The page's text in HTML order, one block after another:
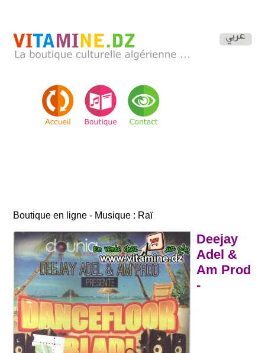
Boutique en ligne - Musique : Raï
Deejay
Adel &
Am Prod
-